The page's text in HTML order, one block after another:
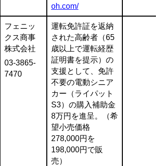
oh.com/
フェニッ
クス商事
株式会社
03-3865-
7470
運転免許証を返納
された高齢者（65
歳以上で運転経歴
証明書を提示）の
支援として、免許
不要の電動シニア
カー（ライパット
S3）の購入補助金
8万円を進呈。（希
望小売価格
278,000円を
198,000円で販
売）